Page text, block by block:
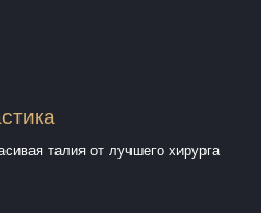
талия от лучшего хирурга